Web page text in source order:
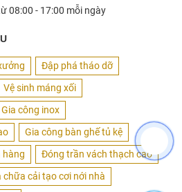
08:00 - 17:00 mỗi ngày
Đập phá tháo dỡ
Vệ sinh máng xối
Gia công inox
Gia công bàn ghế tủ kệ
hàng
Đóng trần vách thạch cao
chữa cải tạo cơi nới nhà